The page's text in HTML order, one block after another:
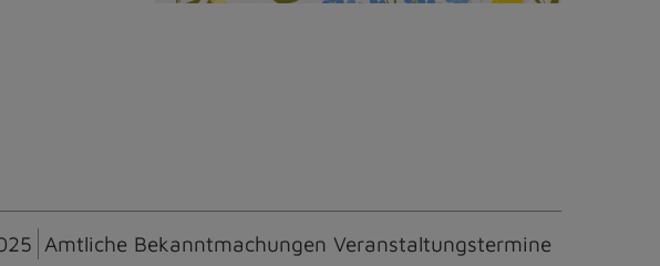
Amtliche Bekanntmachungen Veranstaltungstermine